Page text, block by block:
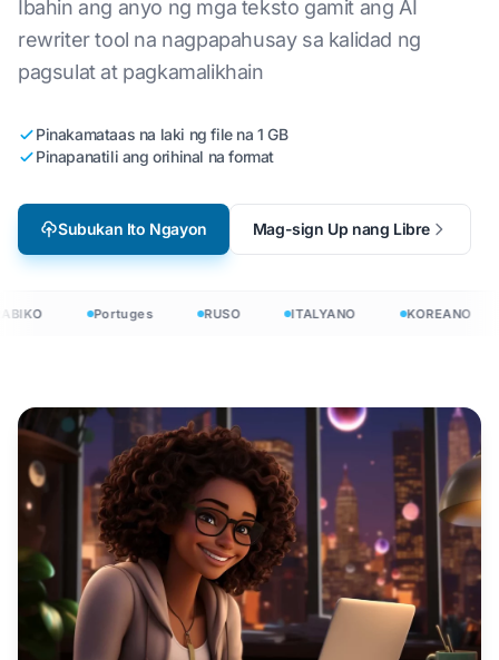
Ibahin ang anyo ng mga teksto gamit ang AI
rewriter tool na nagpapahusay sa kalidad ng
pagsulat at pagkamalikhain
Pinakamataas na laki ng file na 1 GB
Pinapanatili ang orihinal na format
Subukan Ito Ngayon Mag-sign Up nang Libre
Portuges RUSO ITALYANO KOREANO